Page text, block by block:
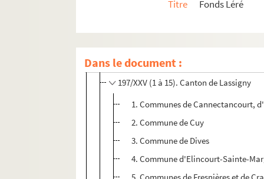
Titre
Fonds Léré
Dans le document :
Arrondissement de Senlis
Canton de Lassigny
197/XXV (1 à 15). Canton de Lassigny
1. Communes de Cannectancourt,
2. Commune de Cuy
3. Commune de Dives
4. Commune d'Elincourt-Sainte-